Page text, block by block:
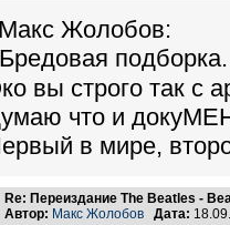
Жолобов:
вы строго так с
что и
в мире,
Re: Переиздание The Beatles -
Автор: Макс Жолобов Дата: